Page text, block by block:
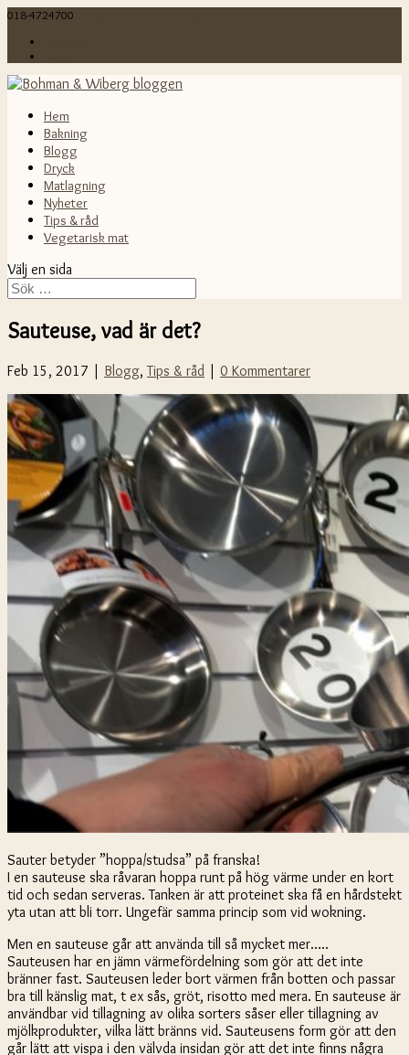
018-4724700
Hem
Bakning
Blogg
Dryck
Matlagning
Nyheter
Tips & råd
Vegetarisk mat
Välj en sida
Sauteuse, vad är det?
Feb 15, 2017 | Blogg,Tips & råd | 0 Kommentarer
Sauter betyder ”hoppa/studsa” på franska!
I en sauteuse ska råvaran hoppa runt på hög värme under en kort
tid och sedan serveras. Tanken är att proteinet ska få en hårdstekt
yta utan att bli torr. Ungefär samma princip som vid wokning.
Men en sauteuse går att använda till så mycket mer…..
Sauteusen har en jämn värmefördelning som gör att det inte
bränner fast. Sauteusen leder bort värmen från botten och passar
bra till känslig mat, t ex sås, gröt, risotto med mera. En sauteuse är
användbar vid tillagning av olika sorters såser eller tillagning av
mjölkprodukter, vilka lätt bränns vid. Sauteusens form gör att den
går lätt att vispa i den välvda insidan gör att det inte finns några